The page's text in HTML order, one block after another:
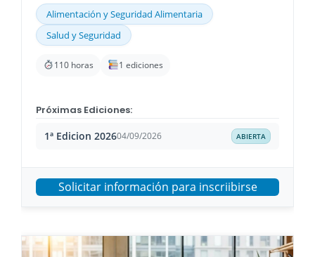
Alimentación y Seguridad Alimentaria
Salud y Seguridad
110 horas 1 ediciones
Próximas Ediciones:
1ª Edicion 202604/09/2026 ABIERTA
Solicitar información para inscriibirse